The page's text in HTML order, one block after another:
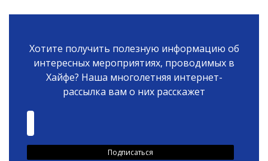
Хотите получить полезную информацию об
интересных мероприятиях, проводимых в
Хайфе? Наша многолетняя интернет-
рассылка вам о них расскажет